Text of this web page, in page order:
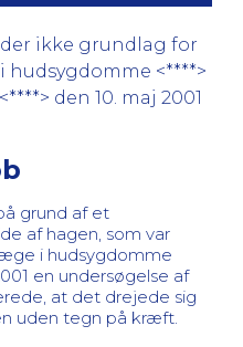
ikke grundlag for
<****>
den 10. maj 2001
grund af et
af hagen, som var
i hudsygdomme
en undersøgelse af
at det drejede sig
uden tegn på kræft.